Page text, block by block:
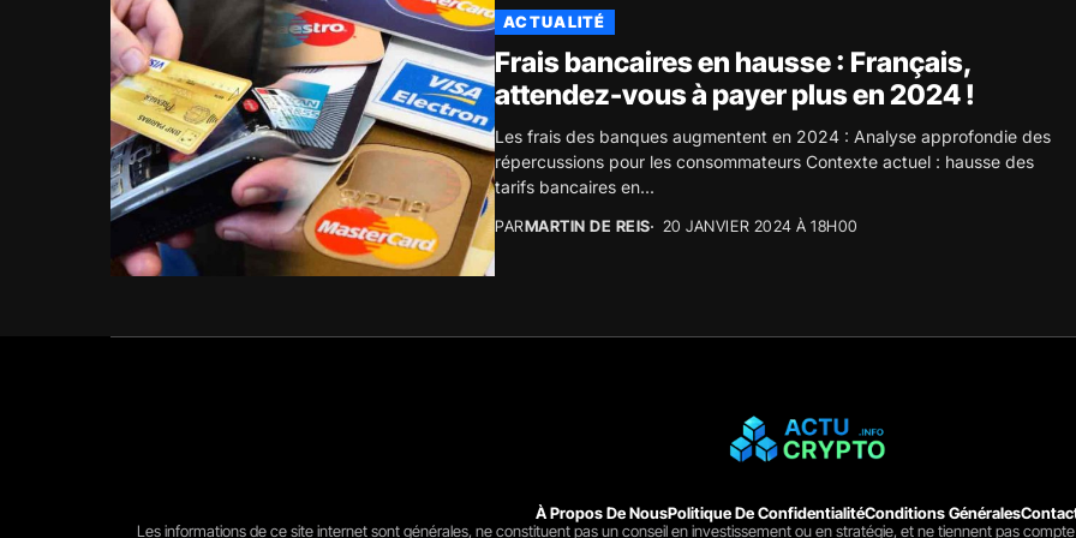
ACTUALITÉ
Frais bancaires en hausse : Français,
attendez-vous à payer plus en 2024 !
Les frais des banques augmentent en 2024 : Analyse approfondie des
répercussions pour les consommateurs Contexte actuel : hausse des
tarifs bancaires en...
PARMARTIN DE REIS 20 JANVIER 2024 À 18H00
À Propos De NousPolitique De ConfidentialitéConditions Générales
Les informations de ce site internet sont générales, ne constituent pas un conseil en investissement ou en stratégie, et ne tiennent pas